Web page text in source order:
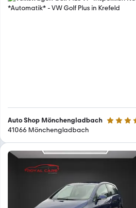
Auto Shop Mönchengladbach 4.9 Sterne
41066 Mönchengladbach